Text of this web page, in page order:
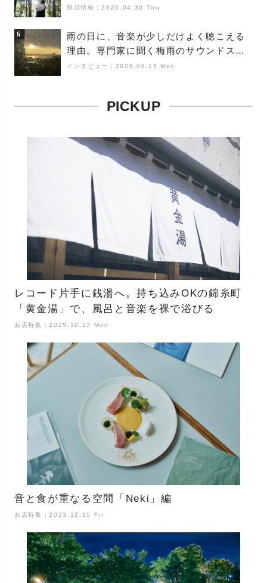
り得るーシンガーソングライター浮
製品情報 ｜2026.04.30 Thu
5
雨の日に、音楽が少しだけよく聴こえる
理由。専門家に聞く梅雨のサウンドス
ケープ
インタビュー 2026.06.15 Mon
PICKUP
レコード片手に銭湯へ。持ち込みOKの錦糸町
「黄金湯」で、風呂と音楽を裸で浴びる
お店特集｜2025.10.13 Mon
音と食が重なる空間「Neki」編
お店特集｜2023.12.15 Fri